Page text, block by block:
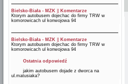
Bielsko-Biała - MZK
Komentarze
Ktorym autobusem dojechac do firmy TRW w
komorowicach ul konwojowa 94
Bielsko-Biała - MZK
Komentarze
Ktorym autobusem dojechac do firmy TRW w
komorowicach ul konwojowa 94
Ostatnia odpowiedź
jakim autobusem dojade z dworca na
ul.matusiaka?